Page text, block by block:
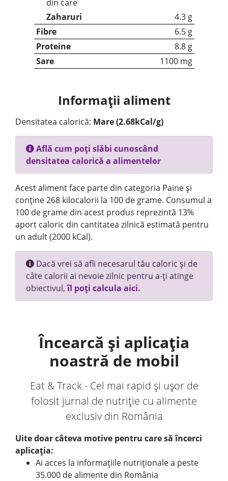
din care
Zaharuri
4.3 g
Fibre
6.5 g
Proteine
8.8 g
Sare
1100 mg
Informații aliment
Densitatea calorică: Mare (2.68kCal/g)
Află cum poți slăbi cunoscând
densitatea calorică a alimentelor
Acest aliment face parte din categoria Paine și
conține 268 kilocalorii la 100 de grame. Consumul a
100 de grame din acest produs reprezintă 13%
aport caloric din cantitatea zilnică estimată pentru
un adult (2000 kCal).
Dacă vrei să afli necesarul tău caloric și de
câte calorii ai nevoie zilnic pentru a-ți atinge
obiectivul,îl poți calcula aici.
Încearcă și aplicația
noastră de mobil
Eat & Track - Cel mai rapid și ușor de
folosit jurnal de nutriție cu alimente
exclusiv din România
Uite doar câteva motive pentru care să încerci
aplicația:
Ai acces la informațiile nutriționale a peste
35.000 de alimente din România